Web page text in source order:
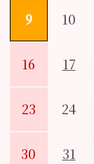
9
10
16 17
23 24
30 31